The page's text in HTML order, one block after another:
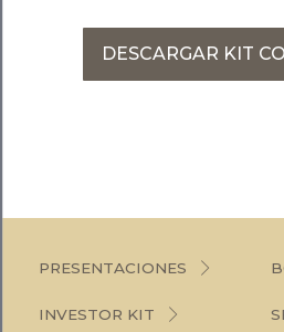
DESCARGAR KIT
PRESENTACIONES
INVESTOR KIT